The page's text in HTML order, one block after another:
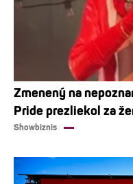
Zmenený na
Pride prezliekol za
Showbiznis